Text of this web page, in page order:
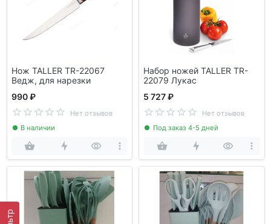
Нож TALLER TR-22067
Ведж, для нарезки
990 ₽
Нет отзывов
В наличии
Набор ножей TALLER TR-
22079 Лукас
5 727 ₽
Нет отзывов
Под заказ 4-5 дней